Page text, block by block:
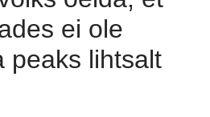
ei ole
peaks lihtsalt